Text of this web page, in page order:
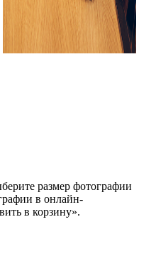
размер фотографии
в онлайн-
в корзину».